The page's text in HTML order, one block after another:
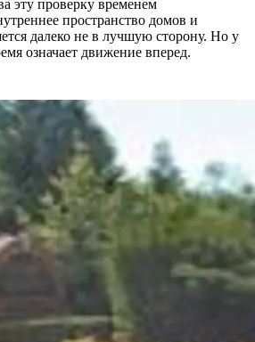
эту проверку временем
пространство домов и
далеко не в лучшую сторону. Но у
означает движение вперед.